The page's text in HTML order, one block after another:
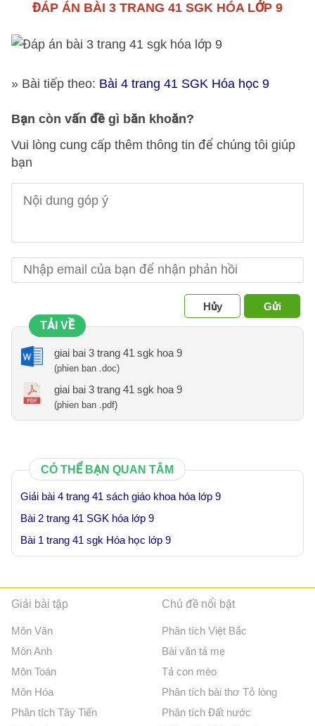
ĐÁP ÁN BÀI 3 TRANG 41 SGK HÓA LỚP 9
» Bài tiếp theo: Bài 4 trang 41 SGK Hóa học 9
Bạn còn vấn đề gì băn khoăn?
Vui lòng cung cấp thêm thông tin để chúng tôi giúp
bạn
Hủy
Gửi
TẢI VỀ
giai bai 3 trang 41 sgk hoa 9
(phien ban .doc)
giai bai 3 trang 41 sgk hoa 9
(phien ban .pdf)
CÓ THỂ BẠN QUAN TÂM
Giải bài 4 trang 41 sách giáo khoa hóa lớp 9
Bài 2 trang 41 SGK hóa lớp 9
Bài 1 trang 41 sgk Hóa học lớp 9
Giải bài tập
Môn Văn
Môn Anh
Môn Toán
Môn Hóa
Phân tích Tây Tiến
Chủ đề nổi bật
Phân tích Việt Bắc
Bài văn tả mẹ
Tả con mèo
Phân tích bài thơ Tỏ lòng
Phân tích Đất nước